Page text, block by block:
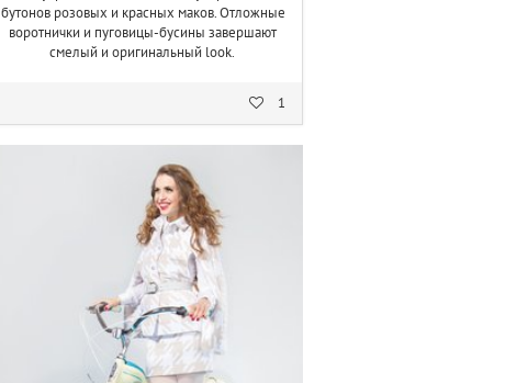
бутонов розовых и красных маков. Отложные
воротнички и пуговицы-бусины завершают
смелый и оригинальный look.
1